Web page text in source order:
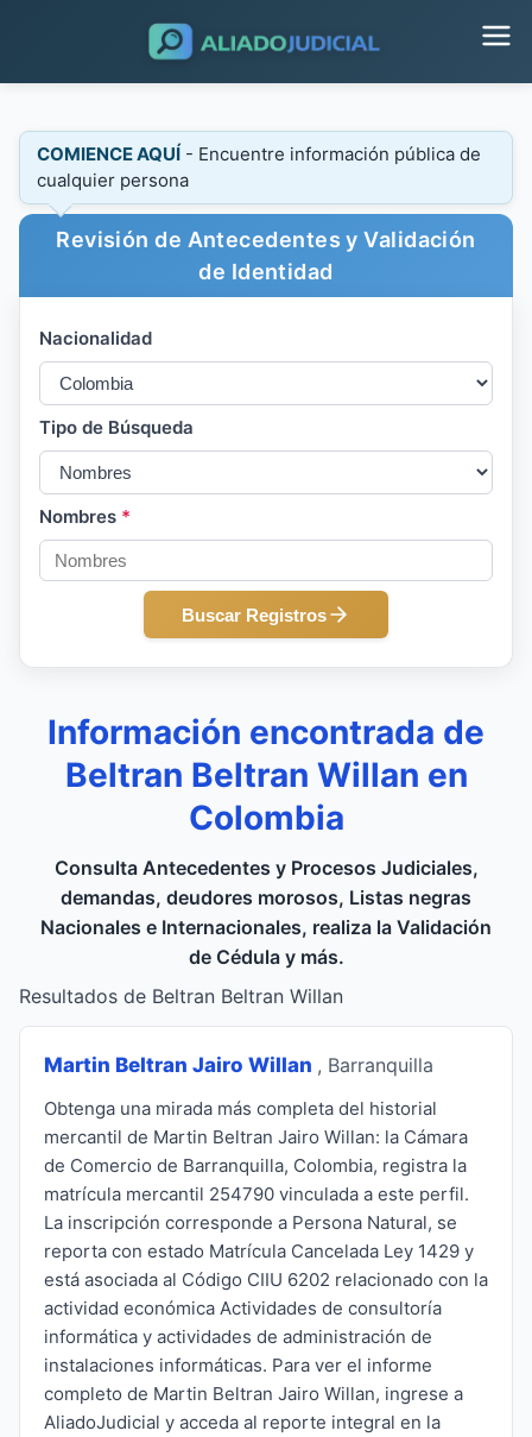
COMIENCE AQUÍ - Encuentre información pública de
cualquier persona
Revisión de Antecedentes y Validación
de Identidad
Nacionalidad
Tipo de Búsqueda
Nombres *
Buscar Registros
Información encontrada de
Beltran Beltran Willan en
Colombia
Consulta Antecedentes y Procesos Judiciales,
demandas, deudores morosos, Listas negras
Nacionales e Internacionales, realiza la Validación
de Cédula y más.
Resultados de Beltran Beltran Willan
Martin Beltran Jairo Willan , Barranquilla
Obtenga una mirada más completa del historial
mercantil de Martin Beltran Jairo Willan: la Cámara
de Comercio de Barranquilla, Colombia, registra la
matrícula mercantil 254790 vinculada a este perfil.
La inscripción corresponde a Persona Natural, se
reporta con estado Matrícula Cancelada Ley 1429 y
está asociada al Código CIIU 6202 relacionado con la
actividad económica Actividades de consultoría
informática y actividades de administración de
instalaciones informáticas. Para ver el informe
completo de Martin Beltran Jairo Willan, ingrese a
AliadoJudicial y acceda al reporte integral en la